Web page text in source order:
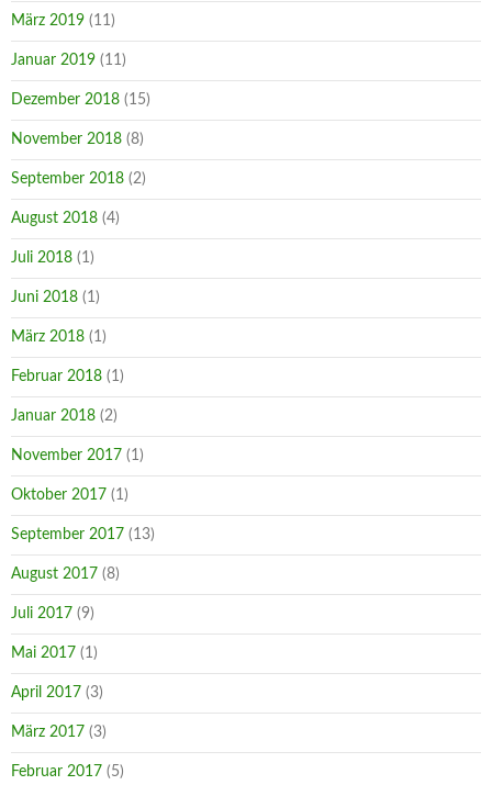
März 2019 (11)
Januar 2019 (11)
Dezember 2018 (15)
November 2018 (8)
September 2018 (2)
August 2018 (4)
Juli 2018 (1)
Juni 2018 (1)
März 2018 (1)
Februar 2018 (1)
Januar 2018 (2)
November 2017 (1)
Oktober 2017 (1)
September 2017 (13)
August 2017 (8)
Juli 2017 (9)
Mai 2017 (1)
April 2017 (3)
März 2017 (3)
Februar 2017 (5)